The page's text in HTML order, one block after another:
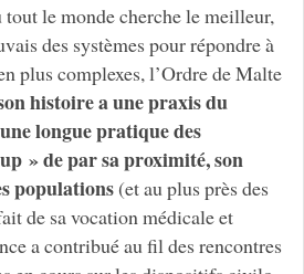
tout le monde cherche le meilleur,
des systèmes pour répondre à
plus complexes, l’Ordre de Malte
histoire a une praxis du
longue pratique des
» de par sa proximité, son
populations(et au plus près des
de sa vocation médicale et
a contribué au fil des rencontres